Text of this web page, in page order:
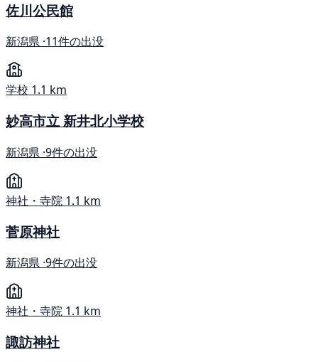
佐川公民館
新潟県 ·11件の出没
学校 1.1 km
妙高市立 新井北小学校
新潟県 ·9件の出没
神社・寺院 1.1 km
菅原神社
新潟県 ·9件の出没
神社・寺院 1.1 km
諏訪神社